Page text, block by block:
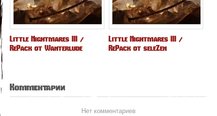
Little Nightmares III /
RePack от Wanterlude
Little Nightmares III /
RePack от seleZen
Комментарии
Нет комментариев